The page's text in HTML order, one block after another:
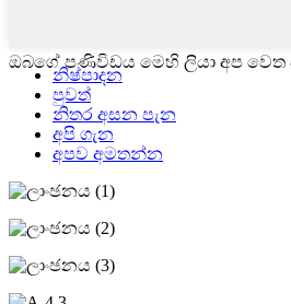
ඔබගේ පණිවිඩය මෙහි ලියා අප
නිෂ්පාදන
පුවත්
නිතර අසන පැන
අපි ගැන
අපව අමතන්න